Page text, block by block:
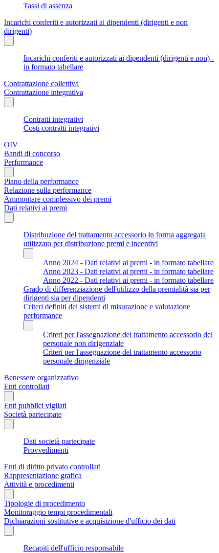
Tassi di assenza
Incarichi conferiti e autorizzati ai dipendenti (dirigenti e non
dirigenti)
Incarichi conferiti e autorizzati ai dipendenti (dirigenti e non) -
in formato tabellare
Contrattazione collettiva
Contrattazione integrativa
Contratti integrativi
Costi contratti integrativi
OIV
Bandi di concorso
Performance
Piano della performance
Relazione sulla performance
Ammontare complessivo dei premi
Dati relativi ai premi
Distribuzione del trattamento accessorio in forma aggregata
utilizzato per distribuzione premi e incentivi
Anno 2024 - Dati relativi ai premi - in formato tabellare
Anno 2023 - Dati relativi ai premi - in formato tabellare
Anno 2022 - Dati relativi ai premi - in formato tabellare
Grado di differenziazione dell'utilizzo della premialità sia per
dirigenti sia per dipendenti
Criteri definiti dei sistemi di misurazione e valutazione
performance
Criteri per l'assegnazione del trattamento accessorio del
personale non dirigenziale
Criteri per l'assegnazione del trattamento accessorio
personale dirigenziale
Benessere organizzativo
Enti controllati
Enti pubblici vigilati
Società partecipate
Dati società partecipate
Provvedimenti
Enti di diritto privato controllati
Rappresentazione grafica
Attività e procedimenti
Tipologie di procedimento
Monitoraggio tempi procedimentali
Dichiarazioni sostitutive e acquisizione d'ufficio dei dati
Recapiti dell'ufficio responsabile